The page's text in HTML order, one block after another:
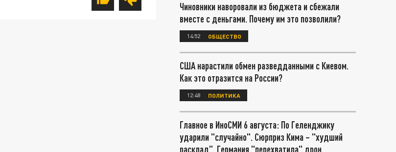
Чиновники наворовали из бюджета и сбежали
вместе с деньгами. Почему им это позволили?
14:52 ОБЩЕСТВО
США нарастили обмен разведданными с Киевом.
Как это отразится на России?
12:48 ПОЛИТИКА
Главное в ИноСМИ 6 августа: По Геленджику
ударили "случайно". Сюрприз Кима – "худший
расклад". Германия "перехватила" дрон